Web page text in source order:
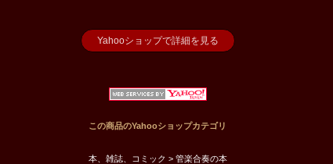
Yahooショップで詳細を見る
この商品のYahooショップカテゴリ
本、雑誌、コミック > 管楽合奏の本